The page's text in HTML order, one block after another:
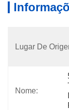
Lugar De
Nome: